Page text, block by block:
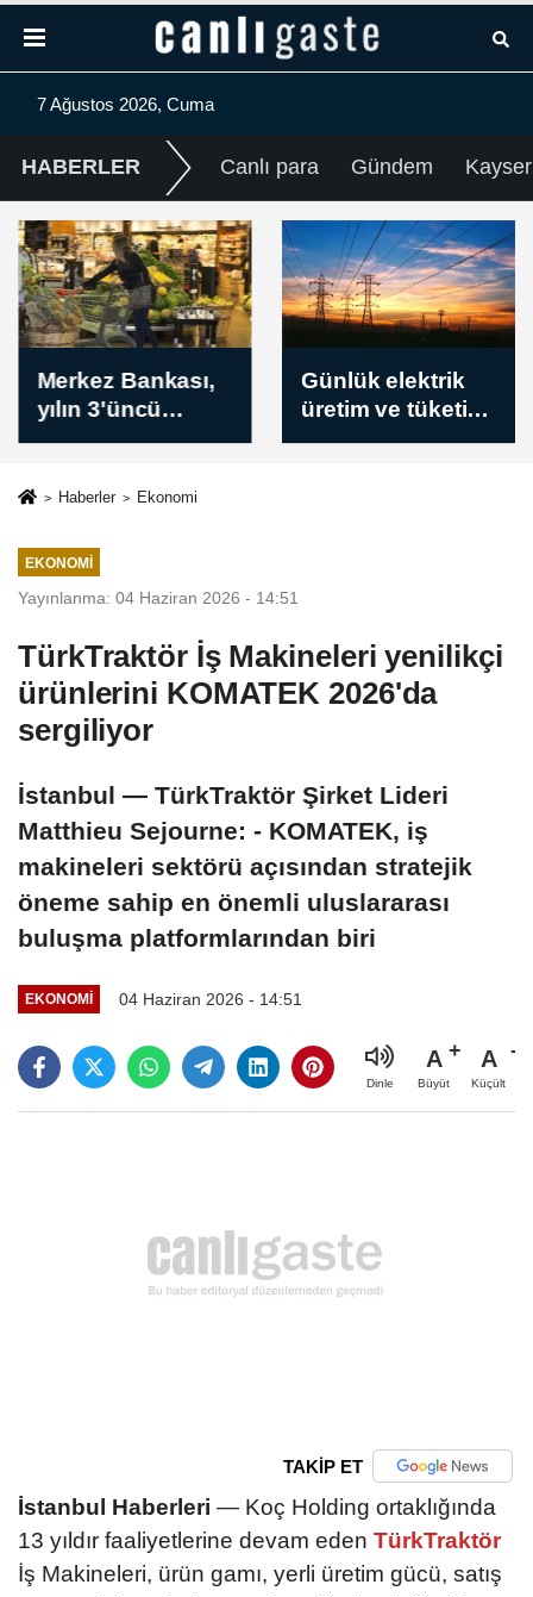
7 Ağustos 2026, Cuma
HABERLER Canlı para Gündem
Merkez Bankası,
yılın 3'üncü
Enflasyon
Ağustos'ta
açıklayacak
Günlük elektrik
üretim ve tüketim
verileri / 7
Haberler Ekonomi
EKONOMI
Yayınlanma: 04 Haziran 2026 - 14:51
TürkTraktör İş Makineleri yenilikçi
ürünlerini KOMATEK 2026'da
sergiliyor
İstanbul — TürkTraktör Şirket Lideri
Matthieu Sejourne: - KOMATEK, iş
makineleri sektörü açısından stratejik
öneme sahip en önemli uluslararası
buluşma platformlarından biri
EKONOMI 04 Haziran 2026 - 14:51
Dinle
A
Büyüt
A
Küçült
TAKİP ET
İstanbul Haberleri — Koç Holding ortaklığında
13 yıldır faaliyetlerine devam eden TürkTraktör
İş Makineleri, ürün gamı, yerli üretim gücü, satış